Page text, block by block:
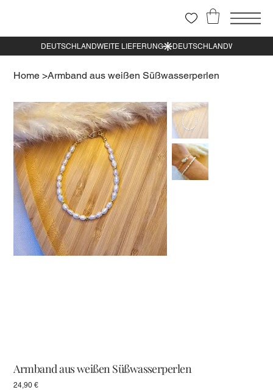
Home >Armband aus weißen Süßwasserperlen
Armband aus weißen Süßwasserperlen
Preis
24,90 €